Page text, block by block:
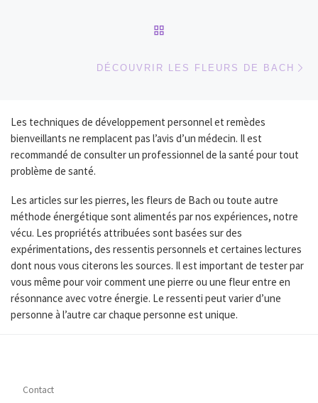
DÉCOUVRIR LES FLEURS DE BACH
Les techniques de développement personnel et remèdes
bienveillants ne remplacent pas l’avis d’un médecin. Il est
recommandé de consulter un professionnel de la santé pour tout
problème de santé.
Les articles sur les pierres, les fleurs de Bach ou toute autre
méthode énergétique sont alimentés par nos expériences, notre
vécu. Les propriétés attribuées sont basées sur des
expérimentations, des ressentis personnels et certaines lectures
dont nous vous citerons les sources. Il est important de tester par
vous même pour voir comment une pierre ou une fleur entre en
résonnance avec votre énergie. Le ressenti peut varier d’une
personne à l’autre car chaque personne est unique.
Contact